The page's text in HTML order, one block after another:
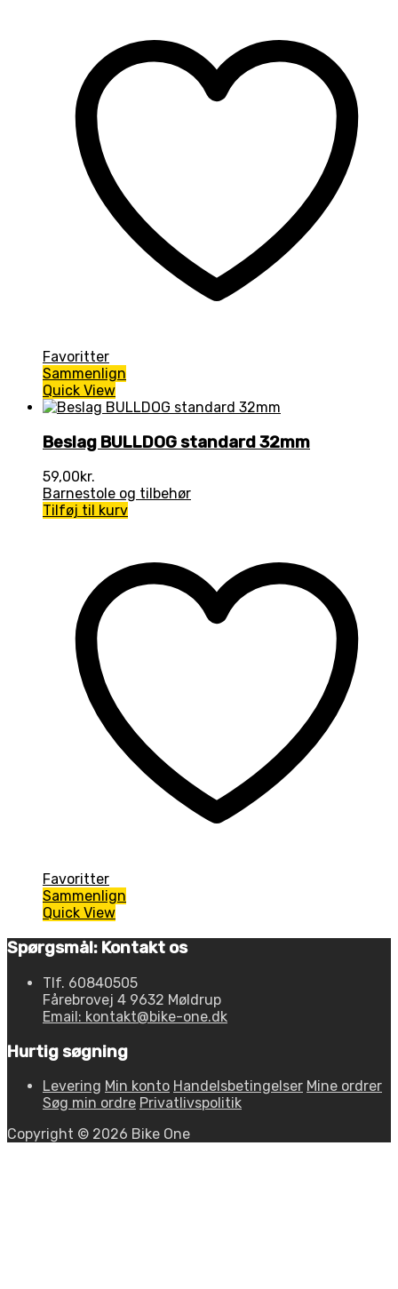
Favoritter
Sammenlign
Quick View
Beslag BULLDOG standard 32mm
59,00kr.
Barnestole og tilbehør
Tilføj til kurv
Favoritter
Sammenlign
Quick View
Spørgsmål: Kontakt os
Tlf. 60840505
Fårebrovej 4 9632 Møldrup
Email: kontakt@bike-one.dk
Hurtig søgning
Levering Min konto Handelsbetingelser Mine ordrer
Søg min ordre Privatlivspolitik
Copyright © 2026 Bike One